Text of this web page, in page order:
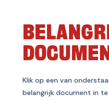
Klik op een van
belangrijk document in